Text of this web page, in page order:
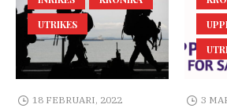
UTRIKES
18 FEBRUARI, 2022 3